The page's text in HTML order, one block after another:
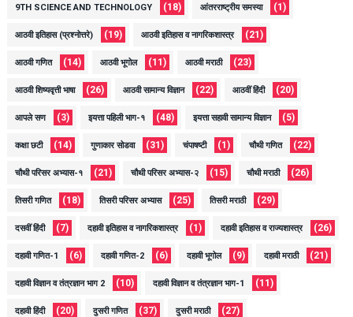
9TH SCIENCE AND TECHNOLOGY (18) आंतरराष्ट्रीय समस्या (1)
आठवी इतिहास (प्रश्नोत्तरे) (19) आठवी इतिहास व नागरिकशास्त्र (21)
आठवी गणित (14) आठवी भूगोल (11) आठवी मराठी (23)
आठवी शिष्यवृत्ती भाषा (26) आठवी सामान्य विज्ञान (22) आठवीं हिंदी (20)
आपले सण (3) इयत्ता पहिली भाग-१ (48) इयत्ता सहावी सामान्य विज्ञान (5)
कक्षा छटी (14) गुणाकार सोडवा (31) चंपाषष्टी (1) चौथी गणित (22)
चौथी परिसर अभ्यास-१ (21) चौथी परिसर अभ्यास-२ (15) चौथी मराठी (26)
तिसरी गणित (18) तिसरी परिसर अभ्यास (25) तिसरी मराठी (29)
दसवीं हिंदी (7) दहावी इतिहास व नागरिकशास्त्र (1) दहावी इतिहास व राज्यशास्त्र (26)
दहावी गणित-1 (6) दहावी गणित-2 (6) दहावी भूगोल (9) दहावी मराठी (21)
दहावी विज्ञान व तंत्रज्ञान भाग 2 (10) दहावी विज्ञान व तंत्रज्ञान भाग-1 (11)
दहावी हिंदी (20) दुसरी गणित (37) दुसरी मराठी (27)